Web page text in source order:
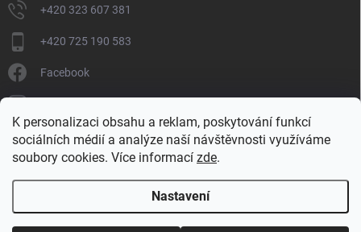
K personalizaci obsahu a reklam, poskytování funkcí
sociálních médií a analýze naší návštěvnosti využíváme
soubory cookies. Více informací zde.
Nastavení
+420 323 607 381
+420 725 190 583
Facebook
+420 725 190 583
Copyright 2026DONATE. Všechna práva vyhrazena.Upravit nastavení